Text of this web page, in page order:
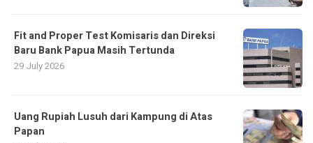
Fit and Proper Test Komisaris dan Direksi
Baru Bank Papua Masih Tertunda
29 July 2026
Uang Rupiah Lusuh dari Kampung di Atas
Papan